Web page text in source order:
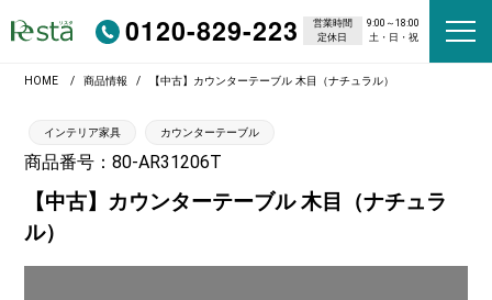
0120-829-223 営業時間
9:00～18:00
定休日
土・日・祝
HOME 商品情報 【中古】カウンターテーブル 木目（ナチュラル）
インテリア家具 カウンターテーブル
商品番号：80-AR31206T
【中古】カウンターテーブル 木目（ナチュラ
ル）